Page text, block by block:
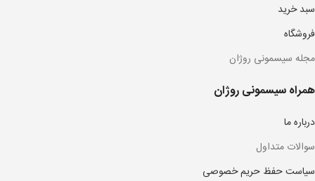
سبد خرید
فروشگاه
مجله سیسمونی روژان
همراه سیسمونی روژان
درباره ما
سوالات متداول
سیاست حفظ حریم خصوصی